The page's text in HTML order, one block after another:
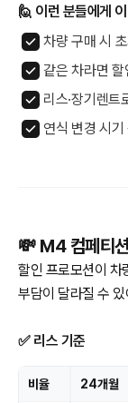
🙋 이런 분들에게
차량 구매 시
같은 차라면
리스·장기렌
연식 변경 시
💸 M4 컴페티
할인 프로모션이 차
부담이 달라질 수
✅ 리스 기준
비율 24개월